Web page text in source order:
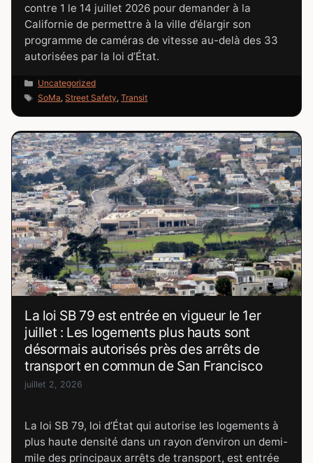
contre 1 le 14 juillet 2026 pour demander à la
Californie de permettre à la ville d’élargir son
programme de caméras de vitesse au-delà des 33
autorisées par la loi d’État.
Catégories
Uncategorized
Étiquettes
SoMa,Street Safety,Transit
La loi SB 79 est entrée en vigueur le 1er
juillet : Les logements plus hauts sont
désormais autorisés près des arrêts de
transport en commun de San Francisco
juillet 2, 2026
La loi SB 79, loi d’État qui autorise les logements à
plus haute densité dans un rayon d’environ un demi-
mile des principaux arrêts de transport, est entrée